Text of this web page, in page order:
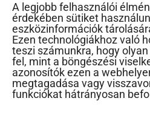
A legjobb felhasználói
érdekében sütiket
eszközinformációk
Ezen technológiákhoz való
teszi számunkra, hogy
fel, mint a böngészési
azonosítók ezen a
megtagadása vagy
funkciókat hátrányosan
Novák Ferenc
Cikkek ábécérendben
Impresszum
RSS
Kapcsolat